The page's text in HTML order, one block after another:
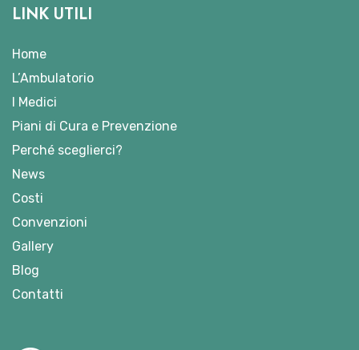
LINK UTILI
Home
L’Ambulatorio
I Medici
Piani di Cura e Prevenzione
Perché sceglierci?
News
Costi
Convenzioni
Gallery
Blog
Contatti